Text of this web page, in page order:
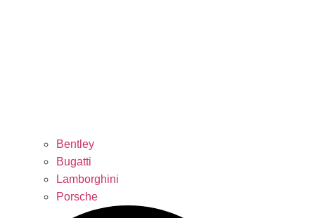
Bentley
Bugatti
Lamborghini
Porsche